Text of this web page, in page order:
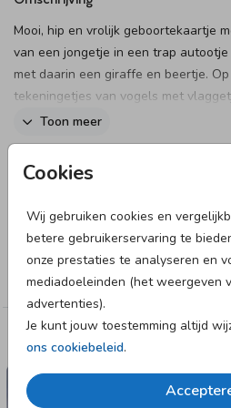
Cookies
Wij gebruiken cookies en
betere gebruikerservaring te
onze prestaties te analyseren en
mediadoeleinden (het weergeven
advertenties).
Je kunt jouw toestemming altijd
ons cookiebeleid.
Mooi, hip en vrolijk geboortekaartje
van een jongetje in een trap
met daarin een giraffe en beertje.
tekeningetjes van vogels met
Maak je bestelling compleet:
Enveloppen vooraf
Toon meer
Designer
Collectie
Jongen
Deze designs vind je